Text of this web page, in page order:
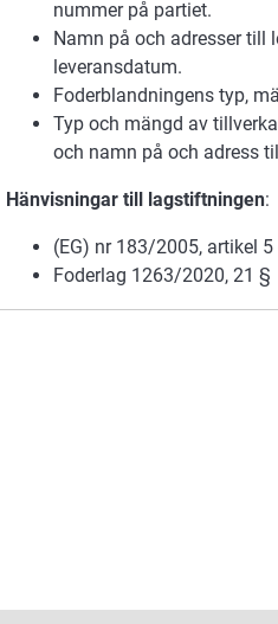
nummer på partiet.
Namn på och adresser till
leveransdatum.
Foderblandningens typ,
Typ och mängd av
och namn på och adress
Hänvisningar till lagstiftningen:
(EG) nr 183/2005, artikel
Foderlag 1263/2020, 21 §